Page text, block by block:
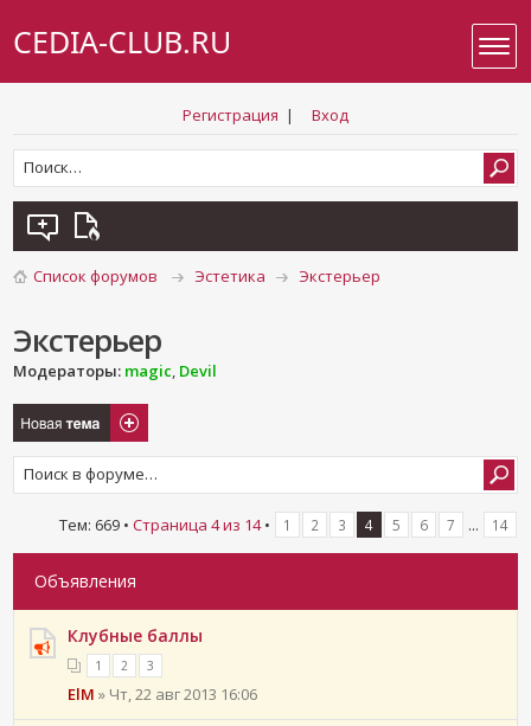
CEDIA-CLUB.RU
Регистрация | Вход
Список форумов Эстетика Экстерьер
Экстерьер
Модераторы: magic, Devil
Новая тема
Тем: 669 • Страница 4из 14• 1 2 3 4 5 6 7 ... 14
Объявления
Клубные баллы
1 2 3
ElM » Чт, 22 авг 2013 16:06